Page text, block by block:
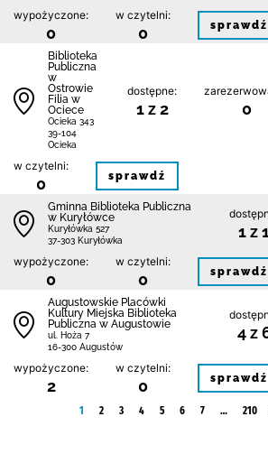
wypożyczone:
0
w czytelni:
0 sprawdź
Biblioteka
Publiczna
w
Ostrowie
Filia w
Ociece
Ocieka 343
39-104
Ocieka
dostępne:
1 z 2 0
w czytelni:
0 sprawdź
Gminna Biblioteka Publiczna
w Kuryłówce
Kuryłówka 527
37-303 Kuryłówka
1 z
wypożyczone:
0
w czytelni:
0 sprawdź
Augustowskie Placówki
Kultury Miejska Biblioteka
Publiczna w Augustowie
ul. Hoża 7
16-300 Augustów
4 z
wypożyczone:
2
w czytelni:
0 sprawdź
1 2 3 4 5 6 7 … 210